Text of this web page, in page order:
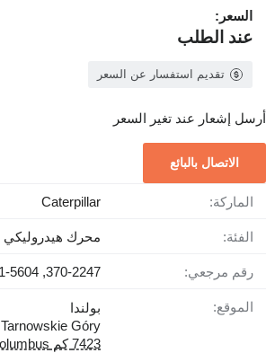
السعر:
عند الطلب
تقديم استفسار عن السعر
أرسل إشعار عند تغير السعر
الاتصال بالبائع
الماركة: Caterpillar
الفئة: محرك هيدروليكي
رقم مرجعي: 370-2247, 541-5604; 4213209
الموقع:
بولندا
Tarnowskie Góry
7423 كم to "United States/Columbus"